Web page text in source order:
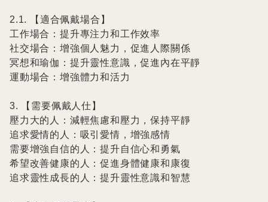
2.1. 【適合佩戴場合】
工作場合：提升專注力和工作效率
社交場合：增強個人魅力，促進人際關係
冥想和瑜伽：提升靈性意識，促進內在平靜
運動場合：增強體力和活力
3. 【需要佩戴人仕】
壓力大的人：減輕焦慮和壓力，保持平靜
追求愛情的人：吸引愛情，增強感情
需要增強自信的人：提升自信心和勇氣
希望改善健康的人：促進身體健康和康復
追求靈性成長的人：提升靈性意識和智慧